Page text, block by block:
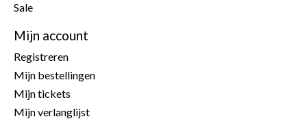
Sale
Mijn account
Registreren
Mijn bestellingen
Mijn tickets
Mijn verlanglijst